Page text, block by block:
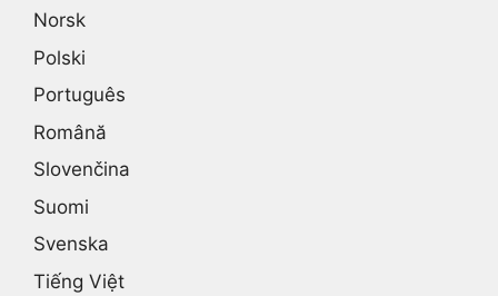
Norsk
Polski
Português
Română
Slovenčina
Suomi
Svenska
Tiếng Việt